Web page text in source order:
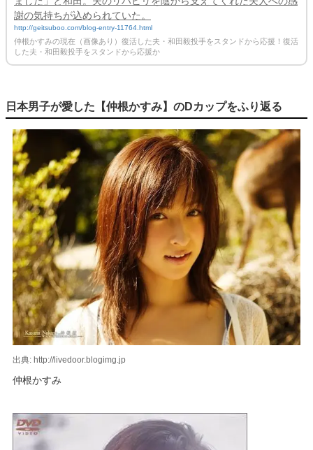
謝の気持ちが込められていた。
http://geitsuboo.com/blog-entry-11764.html
仲根かすみの現在（画像あり）復活した夫・和田毅投手をスタンドから応援！復活
した夫・和田毅投手をスタンドから応援か
日本男子が愛した【仲根かすみ】のDカップをふり返る
出典: http://livedoor.blogimg.jp
仲根かすみ